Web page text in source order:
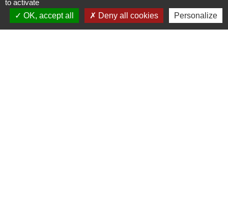
Direction générale des douanes et des droits indirects
Achat d'un fonds de commerce : les étapes clés
to activate
OK, accept all
Deny all cookies Personalize